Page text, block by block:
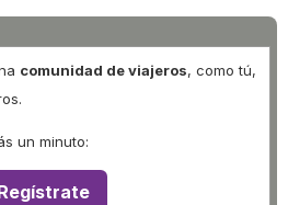
comunidad de viajeros, como tú,
un minuto: